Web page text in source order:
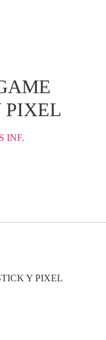
PIXEL
INF.
Y PIXEL